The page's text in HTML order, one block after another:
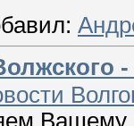
Вашему